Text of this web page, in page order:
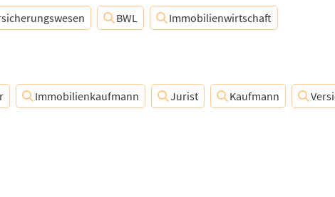
BWL Immobilienwirtschaft
Immobilienkaufmann Jurist Kaufmann